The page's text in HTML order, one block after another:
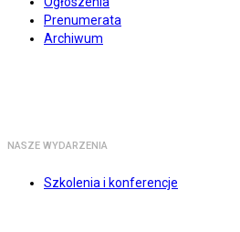
Prenumerata
Archiwum
NASZE WYDARZENIA
Szkolenia i konferencje